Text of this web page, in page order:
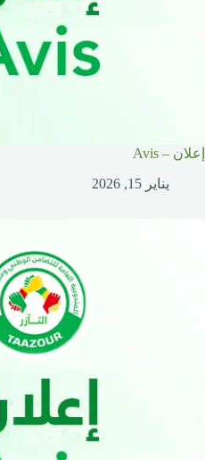
إعلان – Avis
يناير 15, 2026